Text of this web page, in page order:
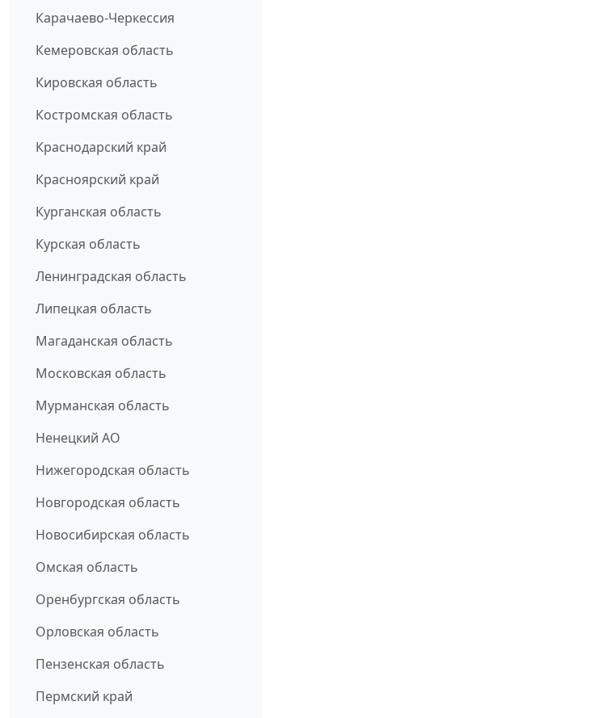
Карачаево-Черкессия
Кемеровская область
Кировская область
Костромская область
Краснодарский край
Красноярский край
Курганская область
Курская область
Ленинградская область
Липецкая область
Магаданская область
Московская область
Мурманская область
Ненецкий АО
Нижегородская область
Новгородская область
Новосибирская область
Омская область
Оренбургская область
Орловская область
Пензенская область
Пермский край